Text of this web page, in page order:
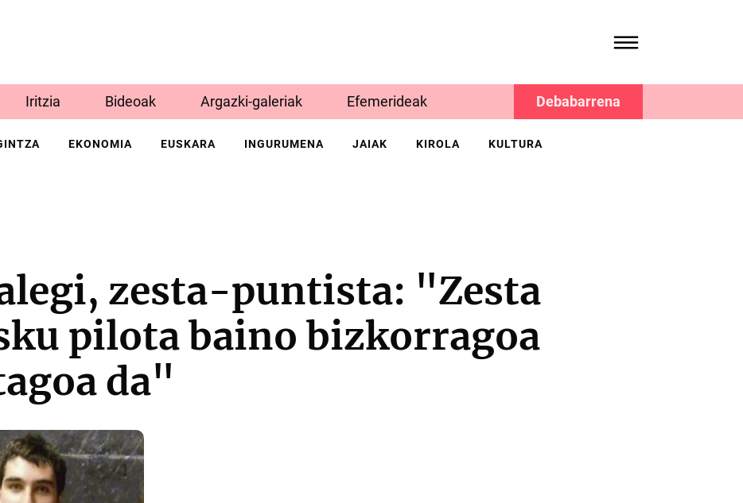
Iritzia Bideoak Argazki-galeriak Efemerideak Debabarrena
EKONOMIA EUSKARA INGURUMENA JAIAK KIROLA KULTURA
zesta-puntista: "Zesta
pilota baino bizkorragoa
da"